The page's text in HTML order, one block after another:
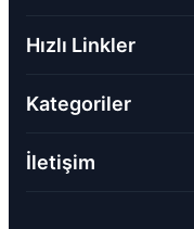
Hızlı Linkler
Kategoriler
İletişim